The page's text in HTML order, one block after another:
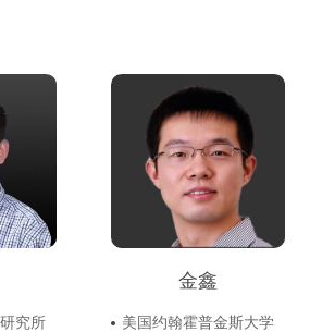
究所
金鑫
美国约翰霍普金斯大学